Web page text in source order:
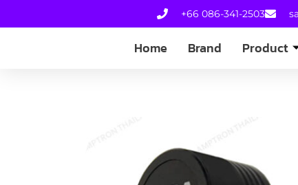
+66 086-341-2503
Home Brand Product